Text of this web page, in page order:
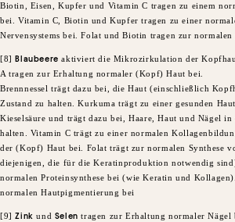
Biotin, Eisen, Kupfer und Vitamin C tragen zu einem
bei. Vitamin C, Biotin und Kupfer tragen zu einer
Nervensystems bei. Folat und Biotin tragen zur
[8]Blaubeere aktiviert die Mikrozirkulation der
A tragen zur Erhaltung normaler (Kopf) Haut bei.
Brennnessel trägt dazu bei, die Haut (einschließlich
Zustand zu halten. Kurkuma trägt zu einer gesunden
Kieselsäure und trägt dazu bei, Haare, Haut und Nägel
halten. Vitamin C trägt zu einer normalen
der (Kopf) Haut bei. Folat trägt zur normalen Synthese
diejenigen, die für die Keratinproduktion notwendig
normalen Proteinsynthese bei (wie Keratin und
normalen Hautpigmentierung bei
[9]Zink und Selen tragen zur Erhaltung normaler Nägel